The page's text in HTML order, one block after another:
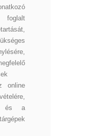
online
és a